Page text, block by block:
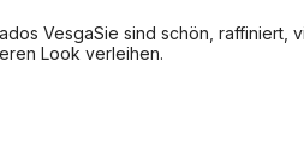
VesgaSie sind schön, raffiniert,
Look verleihen.